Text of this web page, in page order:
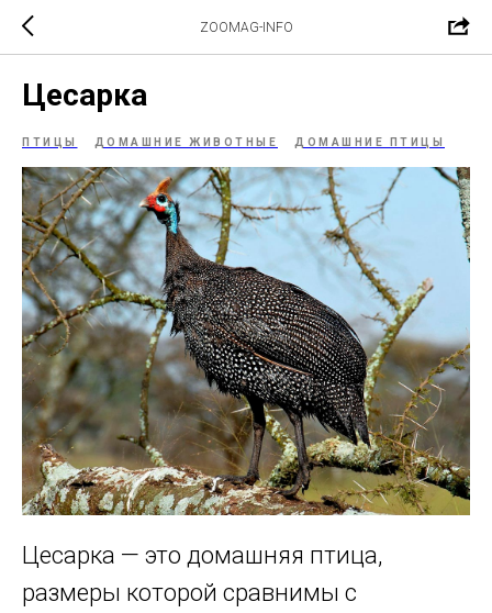
ZOOMAG-INFO
Цесарка
ПТИЦЫ ДОМАШНИЕ ЖИВОТНЫЕ ДОМАШНИЕ ПТИЦЫ
Цесарка — это домашняя птица,
размеры которой сравнимы с